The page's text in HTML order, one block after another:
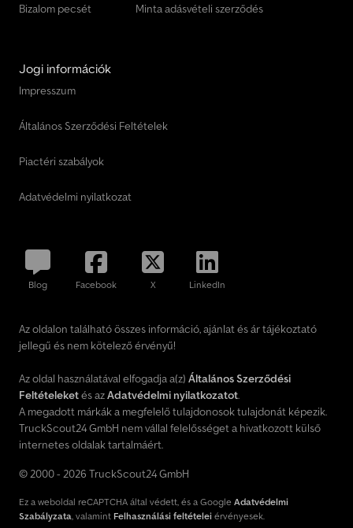
Bizalom pecsét Minta adásvételi szerződés
Jogi információk
Impresszum
Általános Szerződési Feltételek
Piactéri szabályok
Adatvédelmi nyilatkozat
Blog Facebook X LinkedIn
Az oldalon található összes információ, ajánlat és ár tájékoztató
jellegű és nem kötelező érvényű!
Az oldal használatával elfogadja a(z) Általános Szerződési
Feltételeketés azAdatvédelmi nyilatkozatot.
A megadott márkák a megfelelő tulajdonosok tulajdonát képezik.
TruckScout24 GmbH nem vállal felelősséget a hivatkozott külső
internetes oldalak tartalmáért.
© 2000 - 2026 TruckScout24 GmbH
Ez a weboldal reCAPTCHA által védett, és a Google Adatvédelmi
Szabályzata , valamint Felhasználási feltételei érvényesek.